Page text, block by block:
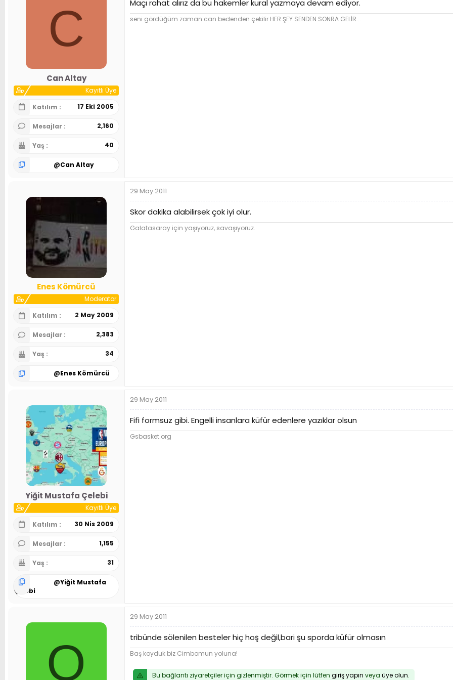
C
Can Altay
Kayıtlı Üye
Katılım
17 Eki 2005
Mesajlar 2,160
Yaş 40
@Can Altay
Maçı rahat alırız da bu hakemler kural yazmaya devam ediyor.
seni gördüğüm zaman can bedenden çekilir HER ŞEY SENDEN SONRA GELİR...
Enes Kömürcü
Moderator
Katılım
2 May 2009
Mesajlar 2,383
Yaş 34
@Enes Kömürcü
29 May 2011
Skor dakika alabilirsek çok iyi olur.
Galatasaray için yaşıyoruz, savaşıyoruz.
Yiğit Mustafa Çelebi
Kayıtlı Üye
Katılım
30 Nis 2009
Mesajlar 1,155
Yaş 31
@Yiğit Mustafa
Çelebi
29 May 2011
Fifi formsuz gibi. Engelli insanlara küfür edenlere yazıklar olsun
Gsbasket.org
O
29 May 2011
tribünde sölenilen besteler hiç hoş değil,bari şu sporda küfür olmasın
Baş koyduk biz Cimbomun yoluna!
Bu bağlantı ziyaretçiler için gizlenmiştir. Görmek için lütfen giriş yapın veya üye olun.